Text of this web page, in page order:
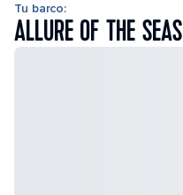
Tu barco:
ALLURE OF THE SEAS